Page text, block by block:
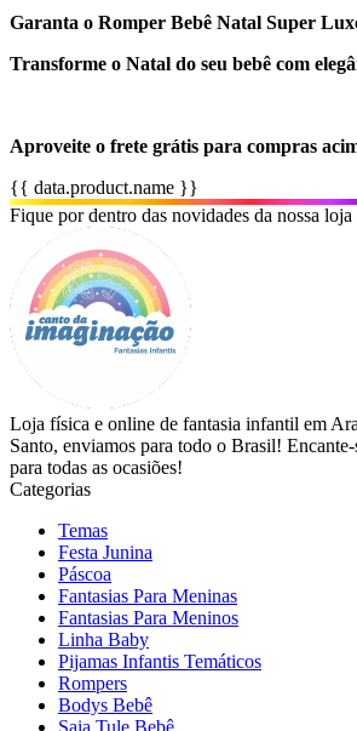
Garanta o Romper Bebê Natal Super
Transforme o Natal do seu bebê com
Aproveite o frete grátis para compras
{{ data.product.name }}
Fique por dentro das novidades da nossa loja
Loja física e online de fantasia infantil em
Santo, enviamos para todo o Brasil!
para todas as ocasiões!
Categorias
Temas
Festa Junina
Páscoa
Fantasias Para Meninas
Fantasias Para Meninos
Linha Baby
Pijamas Infantis Temáticos
Rompers
Bodys Bebê